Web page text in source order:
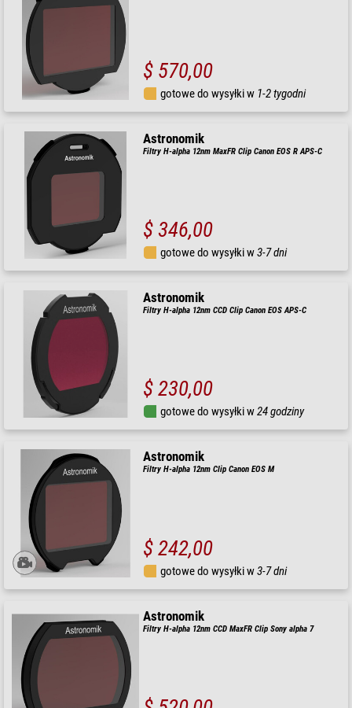
$ 570,00
gotowe do wysyłki w 1-2 tygodni
Astronomik
Filtry H-alpha 12nm MaxFR Clip Canon EOS R APS-C
$ 346,00
gotowe do wysyłki w3-7 dni
Astronomik
Filtry H-alpha 12nm CCD Clip Canon EOS APS-C
$ 230,00
gotowe do wysyłki w24 godziny
Astronomik
Filtry H-alpha 12nm Clip Canon EOS M
$ 242,00
gotowe do wysyłki w3-7 dni
Astronomik
Filtry H-alpha 12nm CCD MaxFR Clip Sony alpha 7